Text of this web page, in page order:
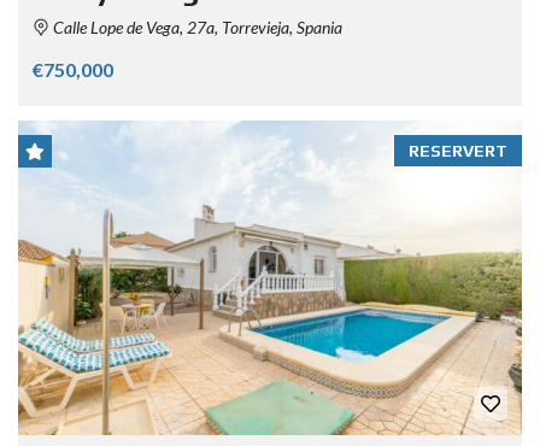
Calle Lope de Vega, 27a, Torrevieja, Spania
€750,000
RESERVERT